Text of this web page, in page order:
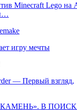
Minecraft Lego на
игру мечты
— Первый взгляд,
В